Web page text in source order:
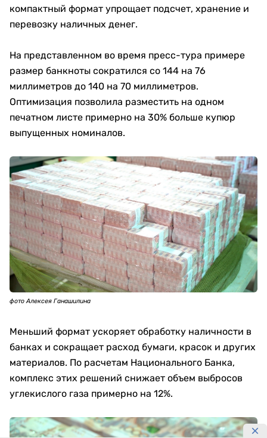
компактный формат упрощает подсчет, хранение и
перевозку наличных денег.
На представленном во время пресс-тура примере
размер банкноты сократился со 144 на 76
миллиметров до 140 на 70 миллиметров.
Оптимизация позволила разместить на одном
печатном листе примерно на 30% больше купюр
выпущенных номиналов.
фото Алексея Ганашилина
Меньший формат ускоряет обработку наличности в
банках и сокращает расход бумаги, красок и других
материалов. По расчетам Национального Банка,
комплекс этих решений снижает объем выбросов
углекислого газа примерно на 12%.